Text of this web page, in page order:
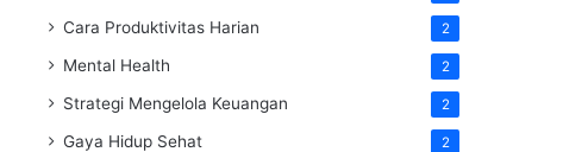
Cara Produktivitas Harian 2
Mental Health 2
Strategi Mengelola Keuangan 2
Gaya Hidup Sehat 2